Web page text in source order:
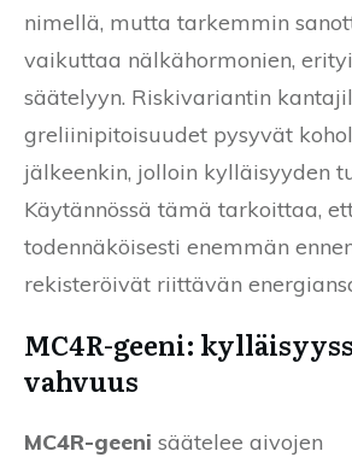
nimellä, mutta tarkemmin
vaikuttaa nälkähormonien,
säätelyyn. Riskivariantin
greliinipitoisuudet pysyvät
jälkeenkin, jolloin kylläisyyden
Käytännössä tämä tarkoittaa,
todennäköisesti enemmän
rekisteröivät riittävän
MC4R-geeni:
vahvuus
MC4R-geeni säätelee aivojen